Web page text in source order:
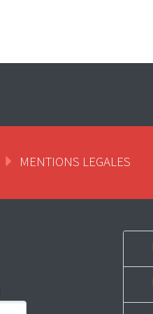
MENTIONS LEGALES